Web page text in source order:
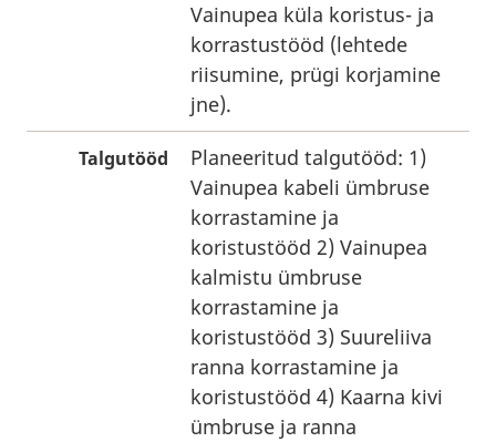
Vainupea küla koristus- ja
korrastustööd (lehtede
riisumine, prügi korjamine
jne).
Talgutööd
Planeeritud talgutööd: 1)
Vainupea kabeli ümbruse
korrastamine ja
koristustööd 2) Vainupea
kalmistu ümbruse
korrastamine ja
koristustööd 3) Suureliiva
ranna korrastamine ja
koristustööd 4) Kaarna kivi
ümbruse ja ranna